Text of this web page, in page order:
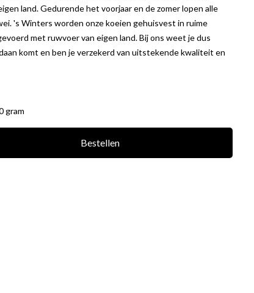
land. Gedurende het voorjaar en de zomer lopen alle
's Winters worden onze koeien gehuisvest in ruime
met ruwvoer van eigen land. Bij ons weet je dus
komt en ben je verzekerd van uitstekende kwaliteit en
gram
Bestellen